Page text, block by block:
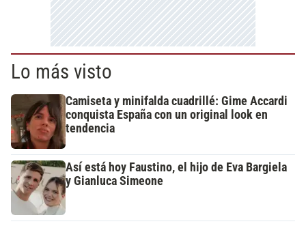
Lo más visto
Camiseta y minifalda cuadrillé: Gime Accardi
conquista España con un original look en
tendencia
Así está hoy Faustino, el hijo de Eva Bargiela
y Gianluca Simeone